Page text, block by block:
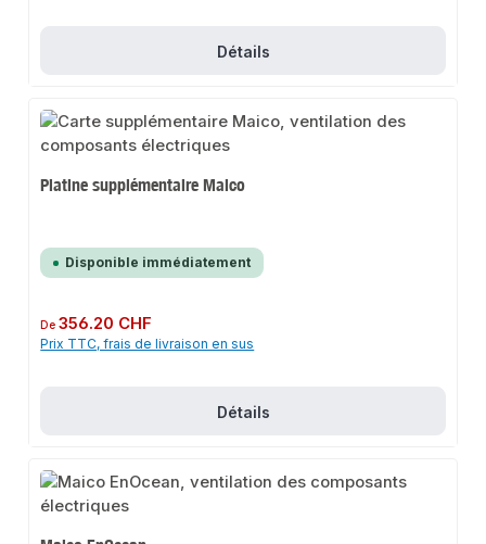
Détails
Platine supplémentaire Maico
Disponible immédiatement
Prix régulier :
De356.20 CHF
Prix TTC, frais de livraison en sus
Détails